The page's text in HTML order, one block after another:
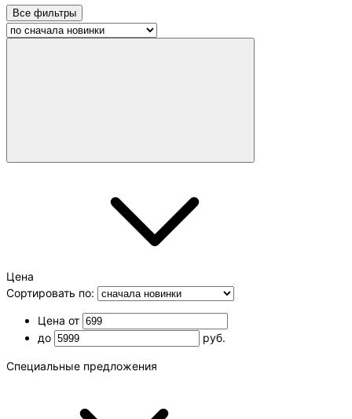
Все фильтры
Цена
Сортировать по:
Цена от
до
руб.
Специальные предложения